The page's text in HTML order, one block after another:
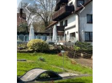
Zurück Weiter